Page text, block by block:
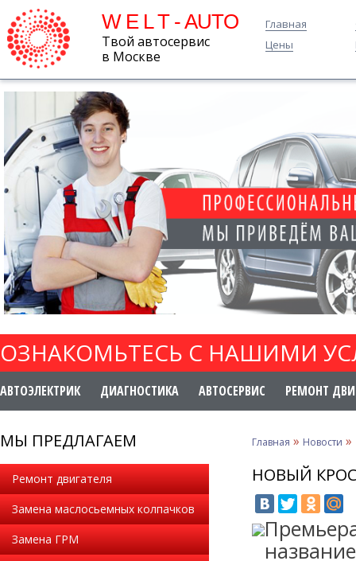
W E L T - AUTO
Твой автосервис
в Москве
Главная
Цены
ОЗНАКОМЬТЕСЬ С НАШИМИ
АВТОЭЛЕКТРИК ДИАГНОСТИКА АВТОСЕРВИС РЕМОНТ
МЫ ПРЕДЛАГАЕМ
Ремонт двигателя
Замена маслосьемных колпачков
Замена ГРМ
Главная » Новости »
НОВЫЙ